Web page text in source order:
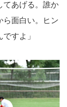
てあげる。誰か
ら面白い。ヒン
すよ」